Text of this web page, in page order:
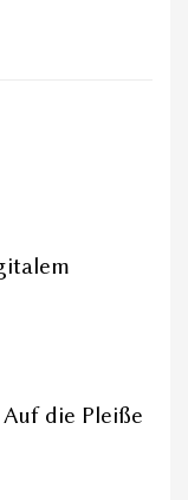
die Pleiße